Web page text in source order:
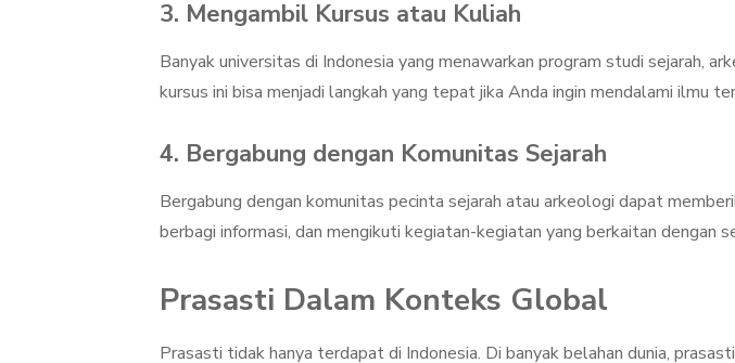
3. Mengambil Kursus atau Kuliah
Banyak universitas di Indonesia yang menawarkan program studi sejarah,
kursus ini bisa menjadi langkah yang tepat jika Anda ingin mendalami ilmu
4. Bergabung dengan Komunitas Sejarah
Bergabung dengan komunitas pecinta sejarah atau arkeologi dapat
berbagi informasi, dan mengikuti kegiatan-kegiatan yang berkaitan dengan
Prasasti Dalam Konteks Global
Prasasti tidak hanya terdapat di Indonesia. Di banyak belahan dunia,